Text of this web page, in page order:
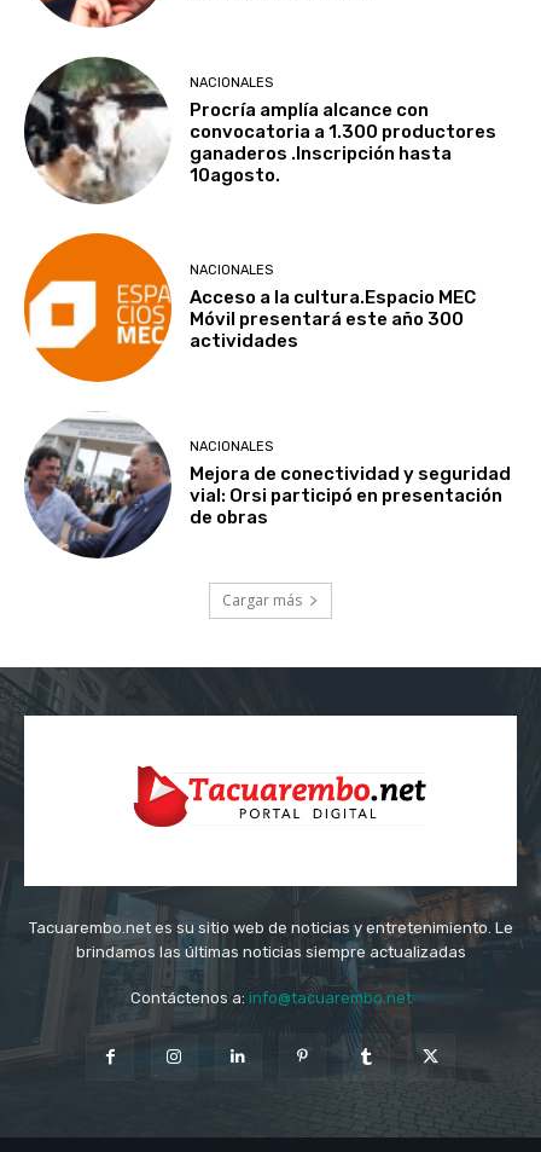
NACIONALES
Procría amplía alcance con
convocatoria a 1.300 productores
ganaderos .Inscripción hasta
10agosto.
NACIONALES
Acceso a la cultura.Espacio MEC
Móvil presentará este año 300
actividades
NACIONALES
Mejora de conectividad y seguridad
vial: Orsi participó en presentación
de obras
Cargar más
Tacuarembo.net es su sitio web de noticias y entretenimiento. Le
brindamos las últimas noticias siempre actualizadas
Contáctenos a: info@tacuarembo.net